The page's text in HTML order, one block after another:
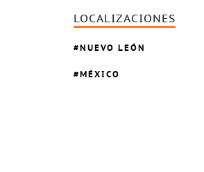
LOCALIZACIONES
NUEVO LEÓN
MÉXICO